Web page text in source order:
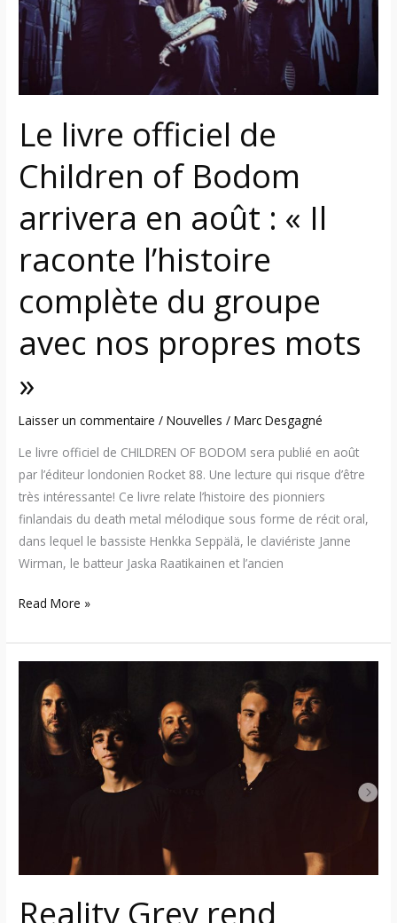
Le livre officiel de
Children of Bodom
arrivera en août : « Il
raconte l’histoire
complète du groupe
avec nos propres mots
»
Laisser un commentaire /Nouvelles /Marc Desgagné
Le livre officiel de CHILDREN OF BODOM sera publié en août
par l’éditeur londonien Rocket 88. Une lecture qui risque d’être
très intéressante! Ce livre relate l’histoire des pionniers
finlandais du death metal mélodique sous forme de récit oral,
dans lequel le bassiste Henkka Seppälä, le claviériste Janne
Wirman, le batteur Jaska Raatikainen et l’ancien
Bodom
arrivera
en
août
:
«
Il
raconte
l’histoire
complète
du
groupe
nos
mots
Read More »
Reality Grey rend
Grey
rend
hommage
Laiho
of